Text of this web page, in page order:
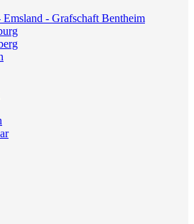
- Grafschaft Bentheim